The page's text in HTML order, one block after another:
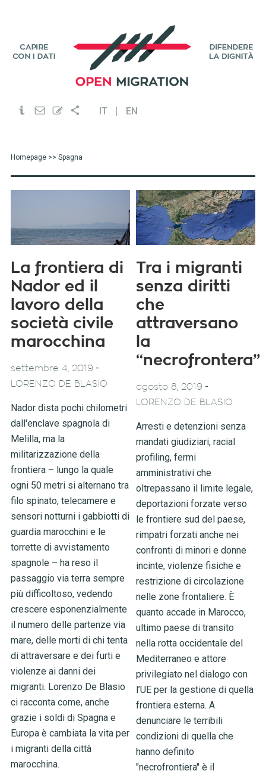
IT EN
Homepage>> Spagna
La frontiera di
Nador ed il
lavoro della
società civile
marocchina
settembre 4, 2019 -
LORENZO DE BLASIO
Nador dista pochi chilometri
dall'enclave spagnola di
Melilla, ma la
militarizzazione della
frontiera – lungo la quale
ogni 50 metri si alternano tra
filo spinato, telecamere e
sensori notturni i gabbiotti di
guardia marocchini e le
torrette di avvistamento
spagnole – ha reso il
passaggio via terra sempre
più difficoltoso, vedendo
crescere esponenzialmente
il numero delle partenze via
mare, delle morti di chi tenta
di attraversare e dei furti e
violenze ai danni dei
migranti. Lorenzo De Blasio
ci racconta come, anche
grazie i soldi di Spagna e
Europa è cambiata la vita per
i migranti della città
marocchina.
Tra i migranti
senza diritti
che
attraversano
la
“necrofrontera”
agosto 8, 2019 -
LORENZO DE BLASIO
Arresti e detenzioni senza
mandati giudiziari, racial
profiling, fermi
amministrativi che
oltrepassano il limite legale,
deportazioni forzate verso
le frontiere sud del paese,
rimpatri forzati anche nei
confronti di minori e donne
incinte, violenze fisiche e
restrizione di circolazione
nelle zone frontaliere. È
quanto accade in Marocco,
ultimo paese di transito
nella rotta occidentale del
Mediterraneo e attore
privilegiato nel dialogo con
l’UE per la gestione di quella
frontiera esterna. A
denunciare le terribili
condizioni di quella che
hanno definito
"necrofrontiera" è il